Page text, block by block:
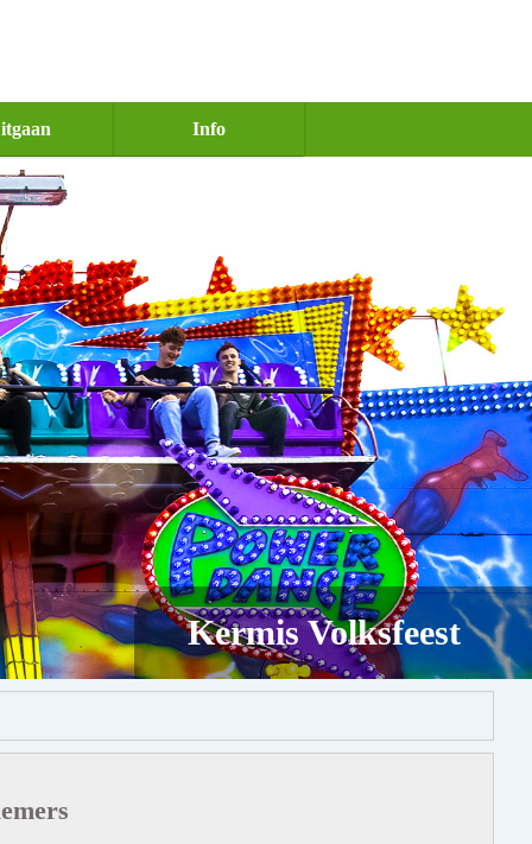
Info
Kermis Volksfeest